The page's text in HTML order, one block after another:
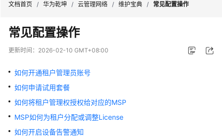
安
全
服
务
云
管
网
文档首页 / 华为乾坤 / 云管理网络 / 维护宝典 / 常见配置操作
常见配置操作
更新时间： 2026-02-10 GMT+08:00
如何开通租户管理员账号
如何申请试用套餐
如何将租户管理权授权给对应的MSP
MSP如何为租户分配或调整License
如何开启设备告警通知